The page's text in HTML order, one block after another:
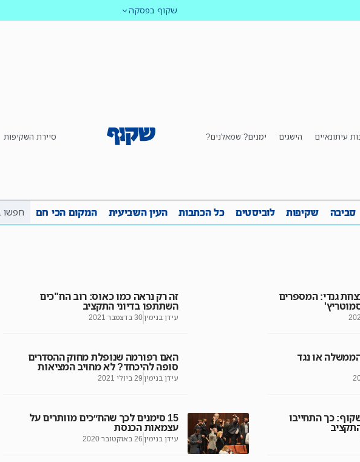
שקוף בפסקה
עיתונאיים הישגים ימנים? שמאלנים? סיירת השקיפות
סביבה שקיפות לוביסטים כל הכתבות העין השביעית המקום הכי חם
הפרלמטר סביבה שקיפות לוביסטים כל הכתבות העין השביעית
גנדי: המספרים זה רק נראה כמו כאוס: רוב הח"כים
השתתפו בדיוני התקציב
עידן בנימין30 בדצמבר 2021
הממשלה או נגד האם רפורמה שנופלת מחוק ההסדרים
סופה להיכחד? לא מחויב המציאות
עידן בנימין 29 ביולי 2021
כך התחייבו 15 סימנים לכך שהח״כים מוותרים על
עצמאות הכנסת
עידן בנימין 26 באוקטובר 2020